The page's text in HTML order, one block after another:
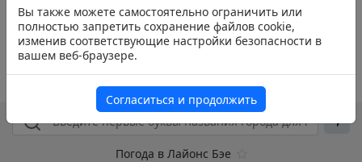
Погода в Лайонс Бэе
Вы также можете самостоятельно ограничить или
полностью запретить сохранение файлов cookie,
изменив соответствующие настройки безопасности в
вашем веб-браузере.
Согласиться и продолжить